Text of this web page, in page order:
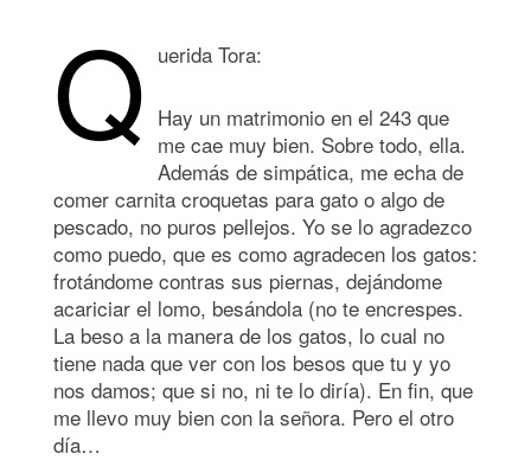
Q uerida Tora:
Hay un matrimonio en el 243 que
me cae muy bien. Sobre todo, ella.
Además de simpática, me echa de
comer carnita croquetas para gato o algo de
pescado, no puros pellejos. Yo se lo agradezco
como puedo, que es como agradecen los gatos:
frotándome contras sus piernas, dejándome
acariciar el lomo, besándola (no te encrespes.
La beso a la manera de los gatos, lo cual no
tiene nada que ver con los besos que tu y yo
nos damos; que si no, ni te lo diría). En fin, que
me llevo muy bien con la señora. Pero el otro
día…